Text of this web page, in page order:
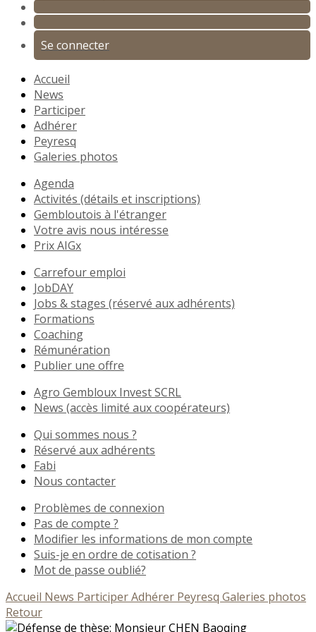
Se connecter
Accueil
News
Participer
Adhérer
Peyresq
Galeries photos
Agenda
Activités (détails et inscriptions)
Gembloutois à l'étranger
Votre avis nous intéresse
Prix AIGx
Carrefour emploi
JobDAY
Jobs & stages (réservé aux adhérents)
Formations
Coaching
Rémunération
Publier une offre
Agro Gembloux Invest SCRL
News (accès limité aux coopérateurs)
Qui sommes nous ?
Réservé aux adhérents
Fabi
Nous contacter
Problèmes de connexion
Pas de compte ?
Modifier les informations de mon compte
Suis-je en ordre de cotisation ?
Mot de passe oublié?
Accueil News ParticiperAdhérer Peyresq Galeries photos
Retour